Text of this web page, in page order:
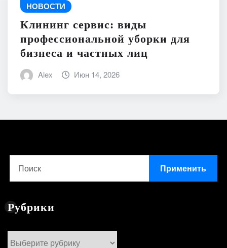
НОВОСТИ
Клининг сервис: виды
профессиональной уборки для
бизнеса и частных лиц
Alex Июн 14, 2026
Применить
Рубрики
Рубрики